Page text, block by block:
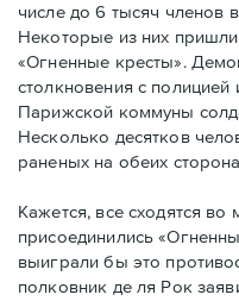
числе до 6 тысяч членов
Некоторые из них
«Огненные кресты».
столкновения с
Парижской коммуны
Несколько десятков
раненых на обеих
Кажется, все сходятся
присоединились
выиграли бы это
полковник де ля Рок